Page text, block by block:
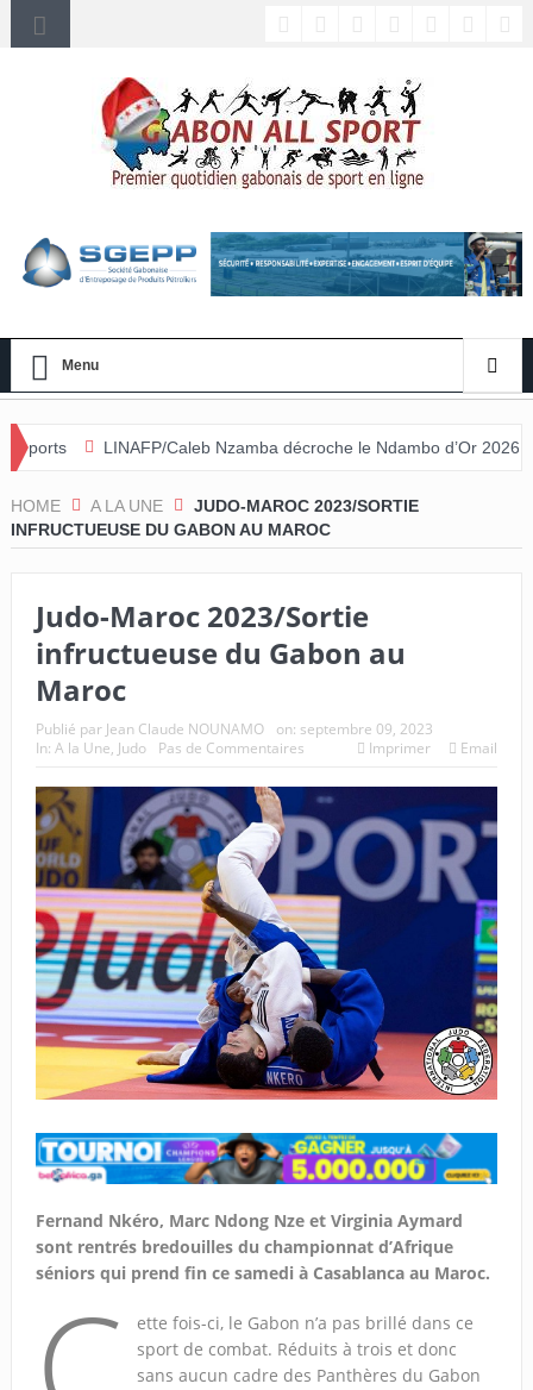
Menu
LINAFP/Caleb Nzamba décroche le Ndambo d’Or 2026 et Alain
HOME A LA UNE
JUDO-MAROC 2023/SORTIE
INFRUCTUEUSE DU GABON AU MAROC
Judo-Maroc 2023/Sortie
infructueuse du Gabon au
Maroc
Publié par Jean Claude NOUNAMO on: septembre 09, 2023
In: A la Une, Judo Pas de Commentaires Imprimer Email
Fernand Nkéro, Marc Ndong Nze et Virginia Aymard
sont rentrés bredouilles du championnat d’Afrique
séniors qui prend fin ce samedi à Casablanca au Maroc.
ette fois-ci, le Gabon n’a pas brillé dans ce
sport de combat. Réduits à trois et donc
sans aucun cadre des Panthères du Gabon